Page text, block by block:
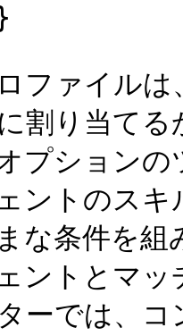
ファイル
割り当て
プション
ントのス
な条件を
ントとマ
ーでは、